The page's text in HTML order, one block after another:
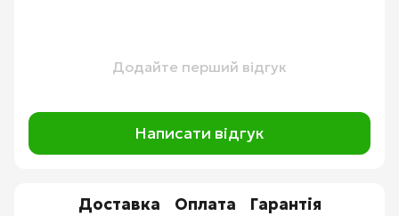
Додайте перший відгук
Написати відгук
Доставка Оплата Гарантія